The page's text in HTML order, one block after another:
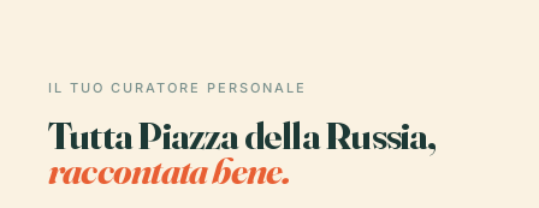
IL TUO CURATORE PERSONALE
Tutta Piazza della Russia,
raccontata bene.